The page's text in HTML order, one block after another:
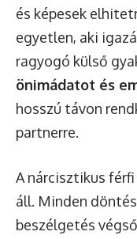
és képesek
egyetlen, aki
ragyogó külső
önimádatot és
hosszú távon
partnerre.
A nárcisztikus
áll. Minden
beszélgetés